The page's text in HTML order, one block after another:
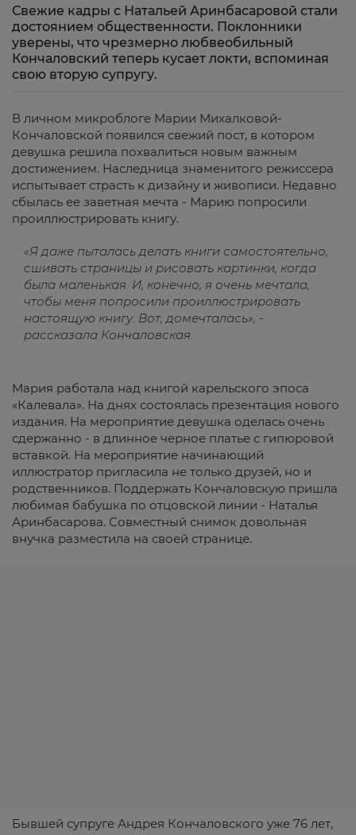
Свежие кадры с Натальей Аринбасаровой стали
достоянием общественности. Поклонники
уверены, что чрезмерно любвеобильный
Кончаловский теперь кусает локти, вспоминая
свою вторую супругу.
В личном микроблоге Марии Михалковой-
Кончаловской появился свежий пост, в котором
девушка решила похвалиться новым важным
достижением. Наследница знаменитого режиссера
испытывает страсть к дизайну и живописи. Недавно
сбылась ее заветная мечта - Марию попросили
проиллюстрировать книгу.
«Я даже пыталась делать книги самостоятельно,
сшивать страницы и рисовать картинки, когда
была маленькая. И, конечно, я очень мечтала,
чтобы меня попросили проиллюстрировать
настоящую книгу. Вот, домечталась», -
рассказала Кончаловская.
Мария работала над книгой карельского эпоса
«Калевала». На днях состоялась презентация нового
издания. На мероприятие девушка оделась очень
сдержанно - в длинное черное платье с гипюровой
вставкой. На мероприятие начинающий
иллюстратор пригласила не только друзей, но и
родственников. Поддержать Кончаловскую пришла
любимая бабушка по отцовской линии - Наталья
Аринбасарова. Совместный снимок довольная
внучка разместила на своей странице.
Бывшей супруге Андрея Кончаловского уже 76 лет,